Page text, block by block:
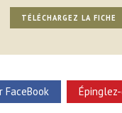
TÉLÉCHARGEZ LA FICHE
FaceBook